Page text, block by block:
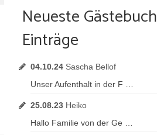
Neueste Gästebuch
Einträge
04.10.24 Sascha Bellof
Unser Aufenthalt in der F …
25.08.23 Heiko
Hallo Familie von der Ge …